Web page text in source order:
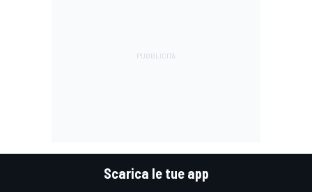
Scarica le tue app